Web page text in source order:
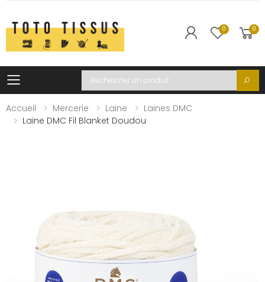
0 0
Toggle mobile menu
Recherche
Accueil
Mercerie Laine
Laines DMC
Laine DMC Fil Blanket Doudou